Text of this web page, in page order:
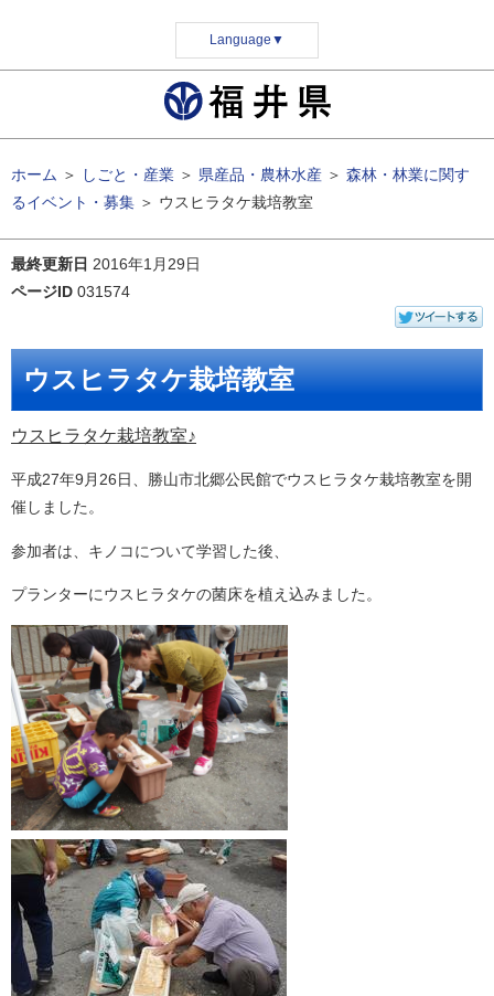
Language ▼
ホーム ＞ しごと・産業 ＞ 県産品・農林水産 ＞ 森林・林業に関す
るイベント・募集 ＞ ウスヒラタケ栽培教室
最終更新日 2016年1月29日
ページID 031574
ウスヒラタケ栽培教室
ウスヒラタケ栽培教室♪
平成27年9月26日、勝山市北郷公民館でウスヒラタケ栽培教室を開
催しました。
参加者は、キノコについて学習した後、
プランターにウスヒラタケの菌床を植え込みました。